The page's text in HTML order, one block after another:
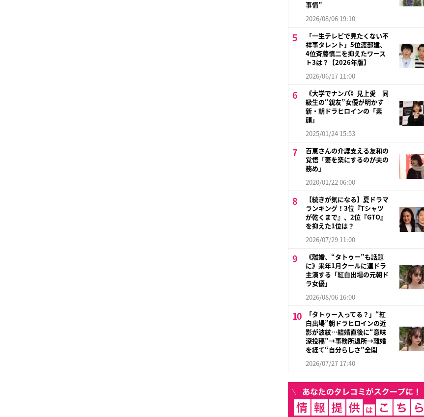
事情”
2026/08/06 19:10
「一生テレビで見たくない不
祥事タレント」5位渡部建、
4位斉藤慎二を抑えたワース
ト3は？【2026年版】
2026/06/17 11:00
《大学でナンパ》見上愛 同
級生の“親友”女優が明かす
新・朝ドラヒロインの「素
顔」
2025/01/24 15:53
百恵さんの介護支える友和の
覚悟「妻を楽にするのが夫の
務め」
2020/01/22 06:00
【続きが気になる】夏ドラマ
ランキング！3位『Tシャツ
が乾くまで』、2位『GTO』
を抑えた1位は？
2026/07/29 11:00
《離婚、“タトゥー”も話題
に》来年1月クールに連ドラ
主演する「紅白出場の元朝ド
ラ女優」
2026/08/06 16:00
「タトゥー入ってる？」“紅
白出場”朝ドラヒロインの近
影が波紋…結婚直後に“意味
深投稿”→事務所退所→離婚
を経て“自分らしさ”全開
2026/07/27 17:40